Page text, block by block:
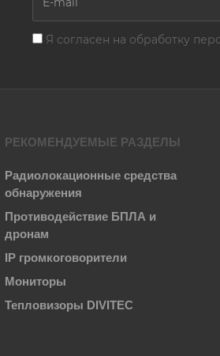
Я согласен на обработку
РЕКОМЕНДУЕМЫЕ РАЗДЕЛЫ
Радиолокационные средства
обнаружения
Противодействие БПЛА и
дронам
IP громкоговорители
Мониторы
Тепловизоры DIVITEC